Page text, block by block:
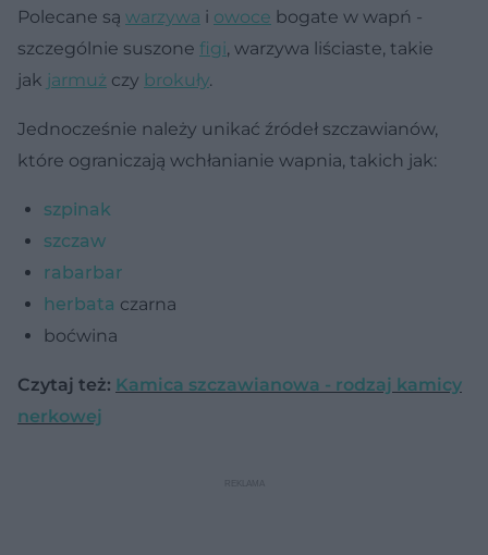
Polecane są warzywa i owoce bogate w wapń -
szczególnie suszone figi, warzywa liściaste, takie
jak jarmuż czy brokuły.
Jednocześnie należy unikać źródeł szczawianów,
które ograniczają wchłanianie wapnia, takich jak:
szpinak
szczaw
rabarbar
herbata czarna
boćwina
Czytaj też: Kamica szczawianowa - rodzaj kamicy
nerkowej